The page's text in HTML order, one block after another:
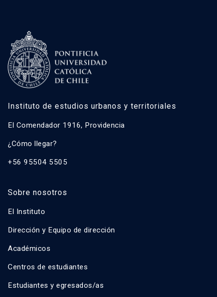
Instituto de estudios urbanos y territoriales
El Comendador 1916, Providencia
¿Cómo llegar?
+56 95504 5505
Sobre nosotros
El Instituto
Dirección y Equipo de dirección
Académicos
Centros de estudiantes
Estudiantes y egresados/as